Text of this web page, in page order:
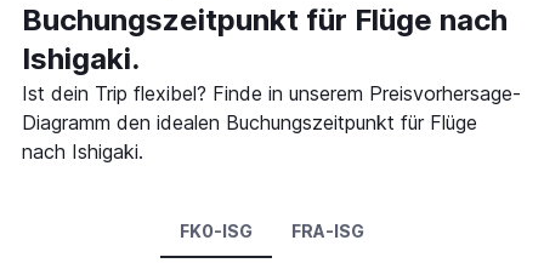
Buchungszeitpunkt für Flüge nach
Ishigaki.
Ist dein Trip flexibel? Finde in unserem Preisvorhersage-
Diagramm den idealen Buchungszeitpunkt für Flüge
nach Ishigaki.
FK0-ISG FRA-ISG